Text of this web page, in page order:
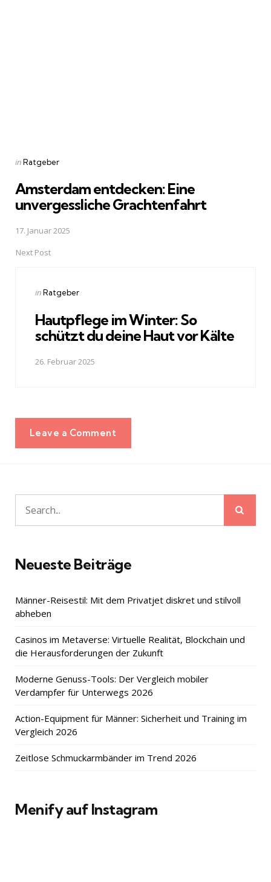
Posted
inRatgeber
Amsterdam entdecken: Eine
unvergessliche Grachtenfahrt
17. Januar 2025
Next Post
Posted
inRatgeber
Hautpflege im Winter: So
schützt du deine Haut vor Kälte
26. Februar 2025
Leave a Comment
Search
for:
Neueste Beiträge
Männer-Reisestil: Mit dem Privatjet diskret und stilvoll
abheben
Casinos im Metaverse: Virtuelle Realität, Blockchain und
die Herausforderungen der Zukunft
Moderne Genuss-Tools: Der Vergleich mobiler
Verdampfer für Unterwegs 2026
Action-Equipment für Männer: Sicherheit und Training im
Vergleich 2026
Zeitlose Schmuckarmbänder im Trend 2026
Menify auf Instagram